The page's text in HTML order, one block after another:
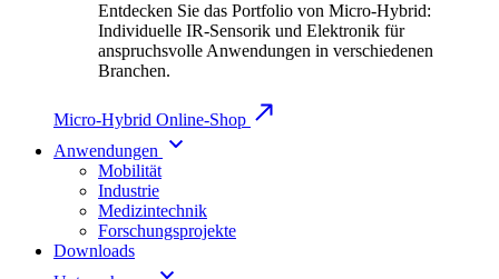
Entdecken Sie das Portfolio von Micro-Hybrid:
Individuelle IR-Sensorik und Elektronik für
anspruchsvolle Anwendungen in verschiedenen
Branchen.
Micro-Hybrid Online-Shop
Anwendungen
Mobilität
Industrie
Medizintechnik
Forschungsprojekte
Downloads